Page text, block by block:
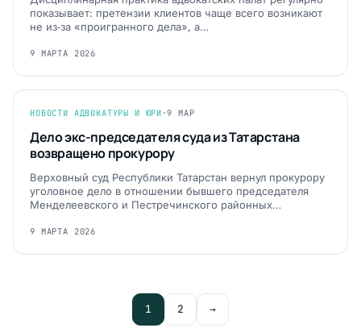
показывает: претензии клиентов чаще всего возникают
не из‑за «проигранного дела», а…
9 МАРТА 2026
НОВОСТИ АДВОКАТУРЫ И ЮРИ ·9 МАР
Дело экс-председателя суда из Татарстана
возвращено прокурору
Верховный суд Республики Татарстан вернул прокурору
уголовное дело в отношении бывшего председателя
Менделеевского и Пестречинского районных…
9 МАРТА 2026
1 2 →